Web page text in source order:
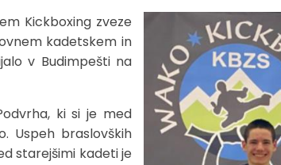
Kickboxing zveze
kadetskem in
v Budimpešti na
ki si je med
Uspeh braslovških
starejšimi kadeti je